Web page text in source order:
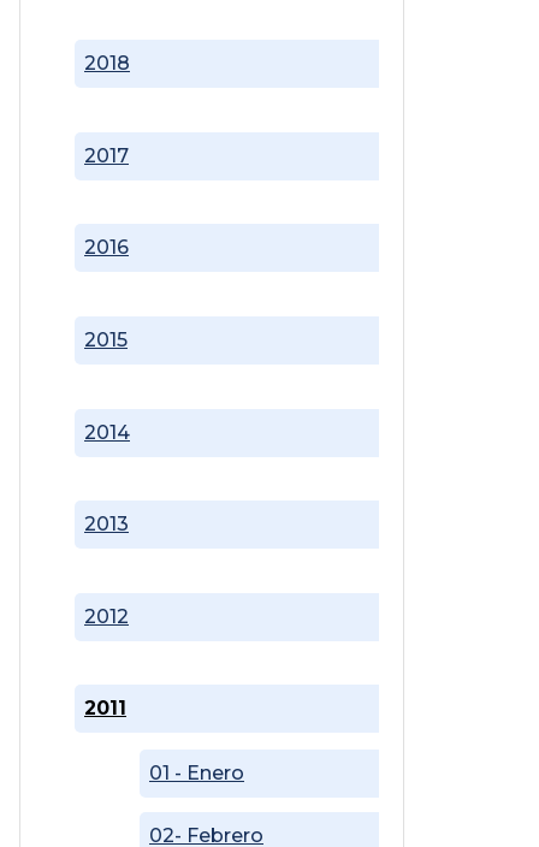
2011
01 - Enero
02- Febrero
2012
2013
2014
2015
2016
2017
2018